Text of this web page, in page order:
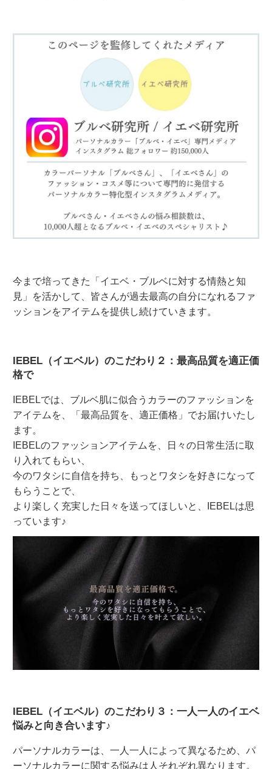
今まで培ってきた「イエベ・ブルベに対する情熱と知
見」を活かして、皆さんが過去最高の自分になれるファ
ッションをアイテムを提供し続けていきます。
IEBEL（イエベル）のこだわり２：最高品質を適正価
格で
IEBELでは、ブルベ肌に似合うカラーのファッションを
アイテムを、「最高品質を、適正価格」でお届けいたし
ます。
IEBELのファッションアイテムを、日々の日常生活に取
り入れてもらい、
今のワタシに自信を持ち、もっとワタシを好きになって
もらうことで、
より楽しく充実した日々を送ってほしいと、IEBELは思
っています♪
IEBEL（イエベル）のこだわり３：一人一人のイエベ
悩みと向き合います♪
パーソナルカラーは、一人一人によって異なるため、パ
ーソナルカラーに関する悩みは人それぞれ異なります。